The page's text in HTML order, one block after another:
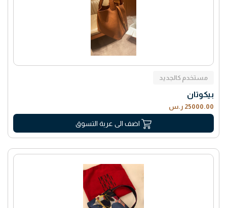
مستخدم كالجديد
بيكوتان
25000.00 ر.س
اضف الى عربة التسوق